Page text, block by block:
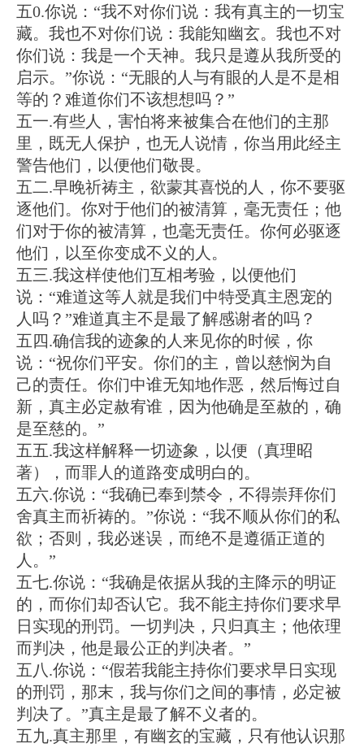
五0.你说：“我不对你们说：我有真主的一切宝
藏。我也不对你们说：我能知幽玄。我也不对
你们说：我是一个天神。我只是遵从我所受的
启示。”你说：“无眼的人与有眼的人是不是相
等的？难道你们不该想想吗？”
五一.有些人，害怕将来被集合在他们的主那
里，既无人保护，也无人说情，你当用此经主
警告他们，以便他们敬畏。
五二.早晚祈祷主，欲蒙其喜悦的人，你不要驱
逐他们。你对于他们的被清算，毫无责任；他
们对于你的被清算，也毫无责任。你何必驱逐
他们，以至你变成不义的人。
五三.我这样使他们互相考验，以便他们
说：“难道这等人就是我们中特受真主恩宠的
人吗？”难道真主不是最了解感谢者的吗？
五四.确信我的迹象的人来见你的时候，你
说：“祝你们平安。你们的主，曾以慈悯为自
己的责任。你们中谁无知地作恶，然后悔过自
新，真主必定赦宥谁，因为他确是至赦的，确
是至慈的。”
五五.我这样解释一切迹象，以便（真理昭
著），而罪人的道路变成明白的。
五六.你说：“我确已奉到禁令，不得崇拜你们
舍真主而祈祷的。”你说：“我不顺从你们的私
欲；否则，我必迷误，而绝不是遵循正道的
人。”
五七.你说：“我确是依据从我的主降示的明证
的，而你们却否认它。我不能主持你们要求早
日实现的刑罚。一切判决，只归真主；他依理
而判决，他是最公正的判决者。”
五八.你说：“假若我能主持你们要求早日实现
的刑罚，那末，我与你们之间的事情，必定被
判决了。”真主是最了解不义者的。
五九.真主那里，有幽玄的宝藏，只有他认识那